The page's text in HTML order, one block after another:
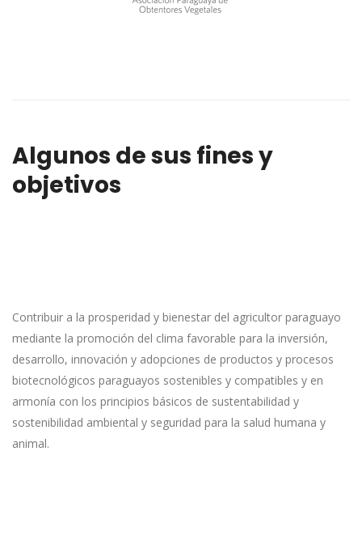
Algunos de sus fines y
objetivos
Contribuir a la prosperidad y bienestar del agricultor paraguayo
mediante la promoción del clima favorable para la inversión,
desarrollo, innovación y adopciones de productos y procesos
biotecnológicos paraguayos sostenibles y compatibles y en
armonía con los principios básicos de sustentabilidad y
sostenibilidad ambiental y seguridad para la salud humana y
animal.